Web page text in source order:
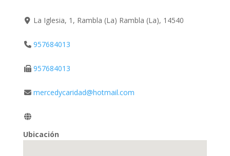
La Iglesia, 1, Rambla (La) Rambla (La), 14540
957684013
957684013
mercedycaridad@hotmail.com
Ubicación